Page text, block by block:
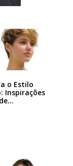
o Estilo
Inspirações